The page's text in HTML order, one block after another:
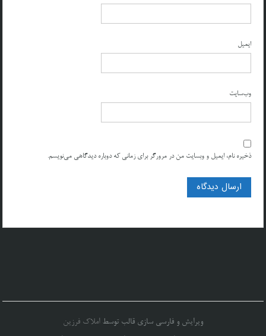
ایمیل
وب‌سایت
ذخیره نام، ایمیل و وبسایت من در مرورگر برای زمانی که دوباره دیدگاهی می‌نویسم.
ویرایش و فارسی سازی قالب توسطاملاک فرزین